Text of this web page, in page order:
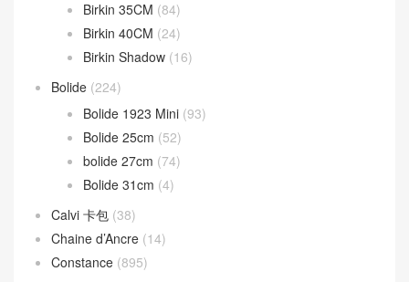
Birkin 35CM (84)
Birkin 40CM (24)
Birkin Shadow (16)
Bolide (224)
Bolide 1923 Mini (93)
Bolide 25cm (52)
bolide 27cm (74)
Bolide 31cm (4)
Calvi 卡包 (38)
Chaine d’Ancre (14)
Constance (895)